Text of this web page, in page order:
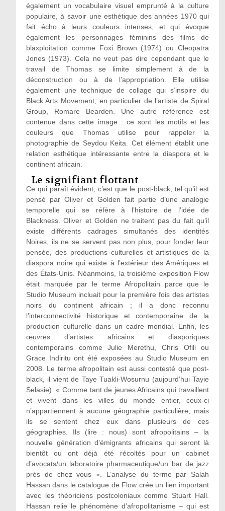
également un vocabulaire visuel emprunté à la culture
populaire, à savoir une esthétique des années 1970 qui
fait écho à leurs couleurs intenses, et qui évoque
également les personnages féminins des films de
blaxploitation comme Foxi Brown (1974) ou Cleopatra
Jones (1973). Cela ne veut pas dire cependant que le
travail de Thomas se limite simplement à de la
déconstruction ou à de l’appropriation. Elle utilise
également une technique de collage qui s’inspire du
Black Arts Movement, en particulier de l’artiste de Spiral
Group, Romare Bearden. Une autre référence est
contenue dans cette image : ce sont les motifs et les
couleurs que Thomas utilise pour rappeler la
photographie de Seydou Keita. Cet élément établit une
relation esthétique intéressante entre la diaspora et le
continent africain.
Le signifiant flottant
Ce qui paraît évident, c’est que le post-black, tel qu’il est
pensé par Oliver et Golden fait partie d’une analogie
temporelle qui se réfère à l’histoire de l’idée de
Blackness. Oliver et Golden ne traitent pas du fait qu’il
existe différents cadrages simultanés des identités
Noires, ils ne se servent pas non plus, pour fonder leur
pensée, des productions culturelles et artistiques de la
diaspora noire qui existe à l’extérieur des Amériques et
des États-Unis. Néanmoins, la troisième exposition Flow
était marquée par le terme Afropolitain parce que le
Studio Museum incluait pour la première fois des artistes
noirs du continent africain ; il a donc reconnu
l’interconnectivité historique et contemporaine de la
production culturelle dans un cadre mondial. Enfin, les
œuvres d’artistes africains et diasporiques
contemporains comme Julie Merethu, Chris Ofili ou
Grace Indiritu ont été exposées au Studio Museum en
2008. Le terme afropolitain est aussi contesté que post-
black, il vient de Taye Tuakli‑Wosurnu (aujourd’hui Tayie
Selasie). « Comme tant de jeunes Africains qui travaillent
et vivent dans les villes du monde entier, ceux-ci
n’appartiennent à aucune géographie particulière, mais
ils se sentent chez eux dans plusieurs de ces
géographies. Ils (lire : nous) sont afropolitains – la
nouvelle génération d’émigrants africains qui seront là
bientôt ou ont déjà été récoltés pour un cabinet
d’avocats/un laboratoire pharmaceutique/un bar de jazz
près de chez vous ». L’analyse du terme par Salah
Hassan dans le catalogue de Flow crée un lien important
avec les théoriciens postcoloniaux comme Stuart Hall.
Hassan relie le phénomène d’afropolitanisme – qui est